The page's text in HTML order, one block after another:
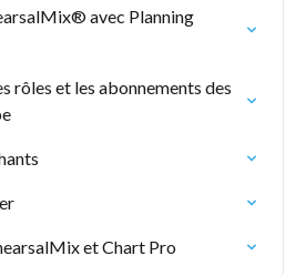
avec Planning
rôles et les abonnements des
et Chart Pro